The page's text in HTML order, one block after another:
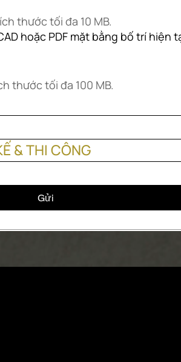
thước tối đa 10 MB.
hoặc PDF mặt bằng bố trí hiện
thước tối đa 100 MB.
& THI CÔNG
Gửi